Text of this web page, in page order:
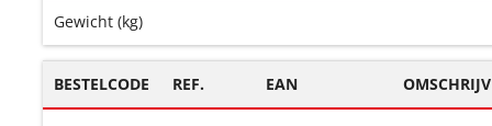
Gewicht (kg)
BESTELCODE REF. EAN